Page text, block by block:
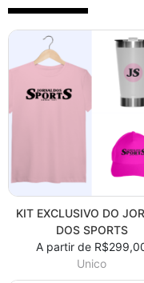
KIT EXCLUSIVO DO
DOS SPORTS
A partir de
Unico